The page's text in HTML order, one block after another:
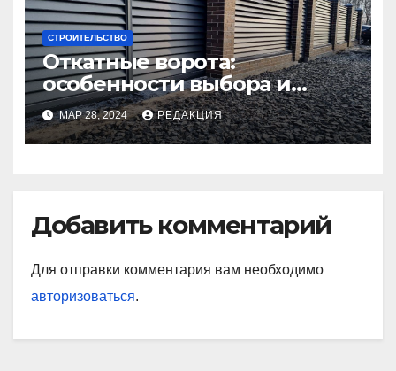
СТРОИТЕЛЬСТВО
Откатные ворота:
особенности выбора и
установки
МАР 28, 2024 РЕДАКЦИЯ
Добавить комментарий
Для отправки комментария вам необходимо
авторизоваться.